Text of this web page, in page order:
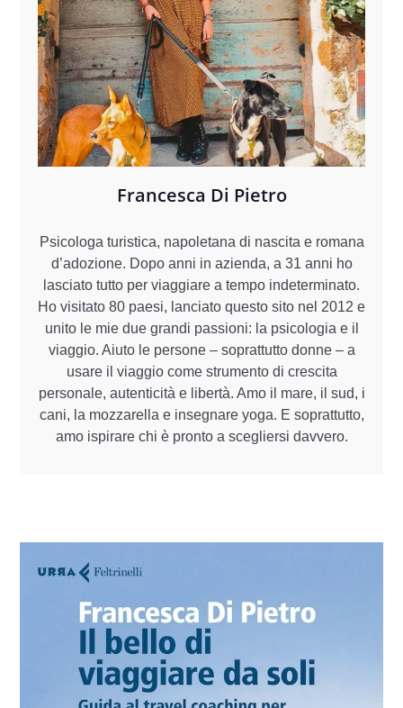
Francesca Di Pietro
Psicologa turistica, napoletana di nascita e romana
d’adozione. Dopo anni in azienda, a 31 anni ho
lasciato tutto per viaggiare a tempo indeterminato.
Ho visitato 80 paesi, lanciato questo sito nel 2012 e
unito le mie due grandi passioni: la psicologia e il
viaggio. Aiuto le persone – soprattutto donne – a
usare il viaggio come strumento di crescita
personale, autenticità e libertà. Amo il mare, il sud, i
cani, la mozzarella e insegnare yoga. E soprattutto,
amo ispirare chi è pronto a scegliersi davvero.